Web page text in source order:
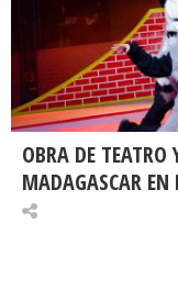
OBRA DE TEATRO
MADAGASCAR EN